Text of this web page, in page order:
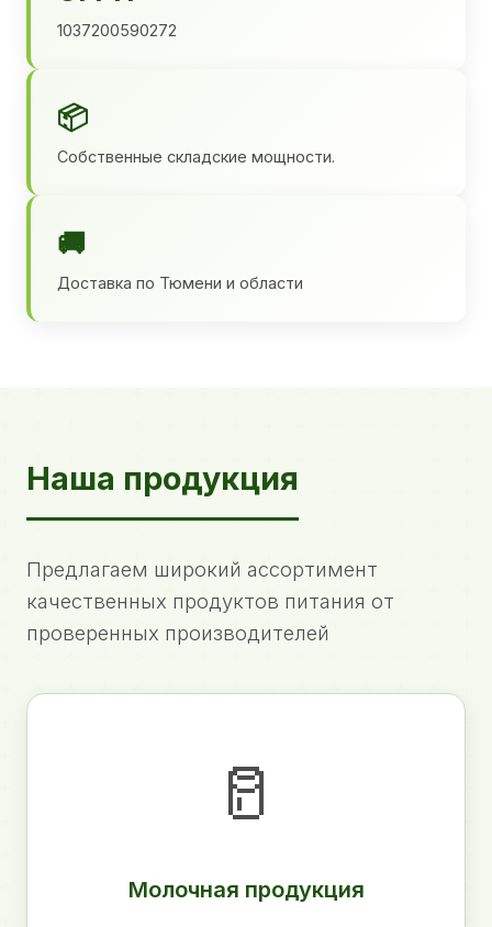
1037200590272
📦
Собственные складские мощности.
🚚
Доставка по Тюмени и области
Наша продукция
Предлагаем широкий ассортимент
качественных продуктов питания от
проверенных производителей
🥛
Молочная продукция